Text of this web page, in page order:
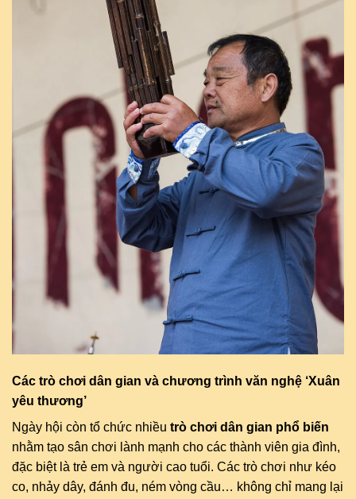
Các trò chơi dân gian và chương trình văn nghệ ‘Xuân
yêu thương’
Ngày hội còn tổ chức nhiều trò chơi dân gian phổ biến
nhằm tạo sân chơi lành mạnh cho các thành viên gia đình,
đặc biệt là trẻ em và người cao tuổi. Các trò chơi như kéo
co, nhảy dây, đánh đu, ném vòng cầu… không chỉ mang lại